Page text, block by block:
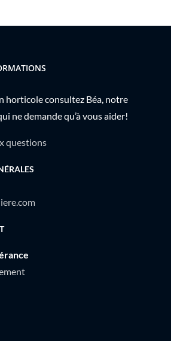
horticole consultez Béa, notre
ne demande qu’à vous aider!
questions